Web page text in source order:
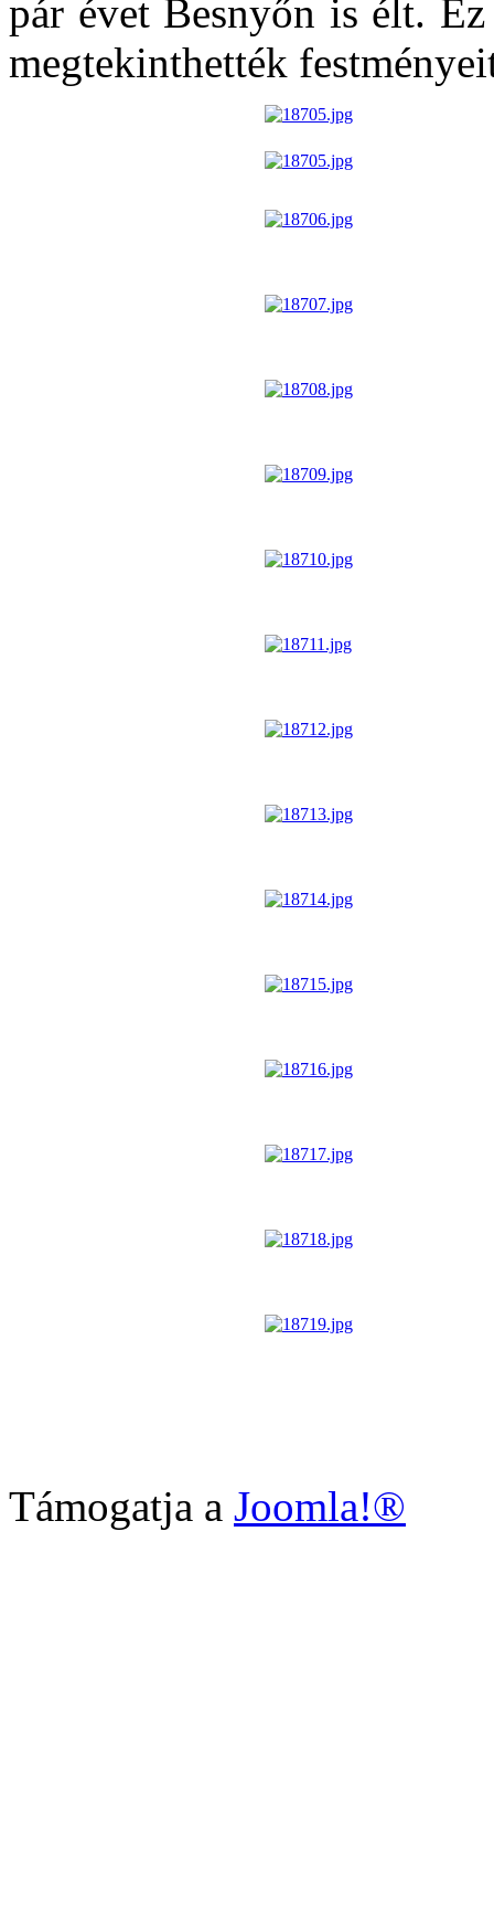
pár évet Besnyőn is élt.
megtekinthették
Támogatja a Joomla!®